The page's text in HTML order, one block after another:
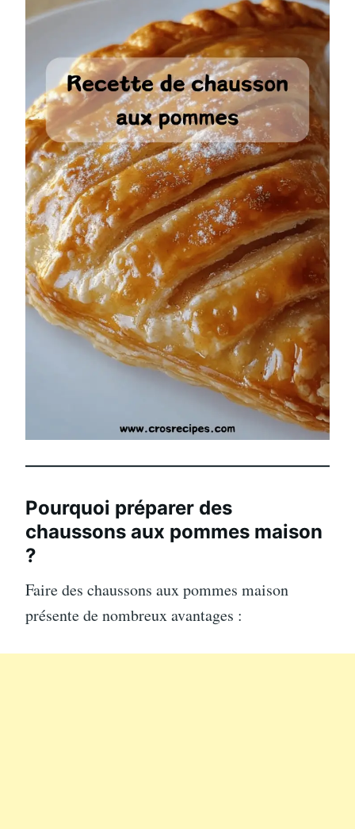
Pourquoi préparer des
chaussons aux pommes maison
?
Faire des chaussons aux pommes maison
présente de nombreux avantages :